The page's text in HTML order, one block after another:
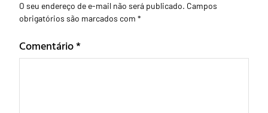
O seu endereço de e-mail não será publicado. Campos
obrigatórios são marcados com *
Comentário*